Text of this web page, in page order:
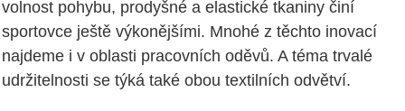
volnost pohybu, prodyšné a elastické tkaniny činí
sportovce ještě výkonějšími. Mnohé z těchto inovací
najdeme i v oblasti pracovních oděvů. A téma trvalé
udržitelnosti se týká také obou textilních odvětví.